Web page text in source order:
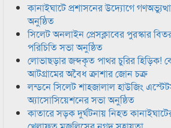
কানাইঘাটে প্রশাসনের উদ্যোগে
অনুষ্ঠিত
সিলেট অনলাইন প্রেসক্লাবের পুরস্কার
পরিচিতি সভা অনুষ্ঠিত
লোভাছড়ার জব্দকৃত পাথর চুরির হিড়িক!
আটগ্রামের অবৈধ ক্রাশার জোন চক্র
লন্ডনে সিলেট শাহজালাল হাউজিং
অ্যাসোসিয়েশনের সভা অনুষ্ঠিত
কাতারে সড়ক দুর্ঘটনায় নিহত